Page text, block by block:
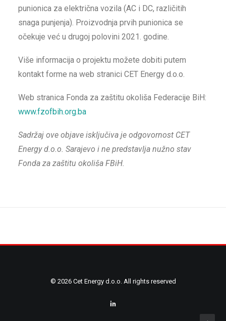
punionica za električna vozila (AC i DC, različitih
snaga punjenja). Proizvodnja prvih punionica se
očekuje već u drugoj polovini 2021. godine.
Više informacija o projektu možete dobiti putem
kontakt forme na web stranici CET Energy d.o.o.
Web stranica Fonda za zaštitu okoliša Federacije BiH:
www.fzofbih.org.ba
Sadržaj ove objave isključiva je odgovornost CET
Energy d.o.o. Sarajevo i ne predstavlja nužno stav
Fonda za zaštitu okoliša FBiH.
© 2026 Cet Energy d.o.o. All rights reserved